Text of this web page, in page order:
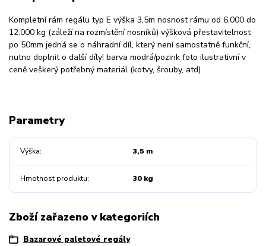
Kompletní rám regálu typ E výška 3,5m nosnost rámu od 6.000 do
12.000 kg (záleží na rozmístění nosníků) výšková přestavitelnost
po 50mm jedná se o náhradní díl, který není samostatně funkční,
nutno doplnit o další díly! barva modrá/pozink foto ilustrativní v
ceně veškerý potřebný materiál (kotvy, šrouby, atd)
Parametry
Výška 3,5 m
Hmotnost produktu 30 kg
Zboží zařazeno v kategoriích
Bazarové paletové regály